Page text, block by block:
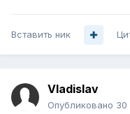
Вставить ник
Vladislav
Опубликовано 30